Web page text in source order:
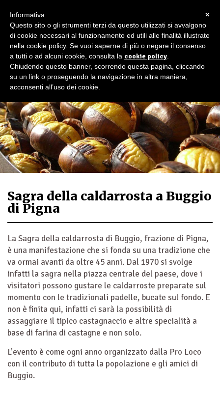
Sagra della caldarrosta a Buggio
di Pigna
La Sagra della caldarrosta di Buggio, frazione di Pigna,
è una manifestazione che si fonda su una tradizione che
va ormai avanti da oltre 45 anni. Dal 1970 si svolge
infatti la sagra nella piazza centrale del paese, dove i
visitatori possono gustare le caldarroste preparate sul
momento con le tradizionali padelle, bucate sul fondo. E
non è finita qui, infatti ci sarà la possibilità di
assaggiare il tipico castagnaccio e altre specialità a
base di farina di castagne e non solo.
L’evento è come ogni anno organizzato dalla Pro Loco
con il contributo di tutta la popolazione e gli amici di
Buggio.
×
Informativa
Questo sito o gli strumenti terzi da questo utilizzati si avvalgono
di cookie necessari al funzionamento ed utili alle finalità illustrate
nella cookie policy. Se vuoi saperne di più o negare il consenso
a tutti o ad alcuni cookie, consulta la cookie policy
Chiudendo questo banner, scorrendo questa pagina, cliccando
su un link o proseguendo la navigazione in altra maniera,
acconsenti all’uso dei cookie.